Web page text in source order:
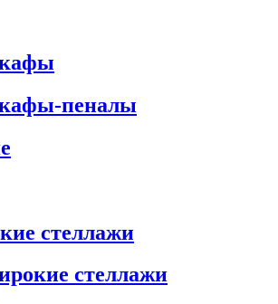
пеналы
стеллажи
стеллажи